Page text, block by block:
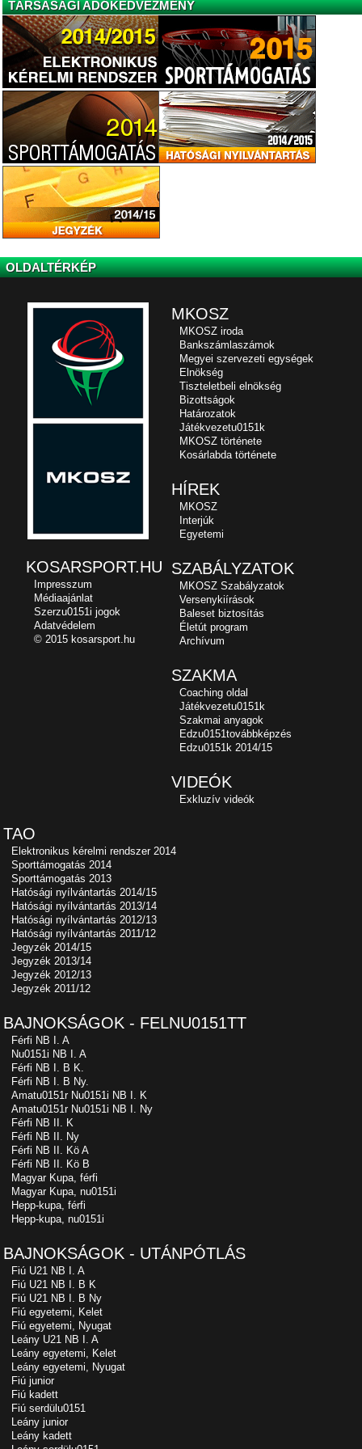
TÁRSASÁGI ADÓKEDVEZMÉNY
OLDALTÉRKÉP
MKOSZ
MKOSZ iroda
Bankszámlaszámok
Megyei szervezeti egységek
Elnökség
Tiszteletbeli elnökség
Bizottságok
Határozatok
Játékvezetu0151k
MKOSZ története
Kosárlabda története
HÍREK
MKOSZ
Interjúk
Egyetemi
SZABÁLYZATOK
MKOSZ Szabályzatok
Versenykiírások
Baleset biztosítás
Életút program
Archívum
SZAKMA
Coaching oldal
Játékvezetu0151k
Szakmai anyagok
Edzu0151továbbképzés
Edzu0151k 2014/15
VIDEÓK
Exkluzív videók
TAO
Elektronikus kérelmi rendszer 2014
Sporttámogatás 2014
Sporttámogatás 2013
Hatósági nyílvántartás 2014/15
Hatósági nyílvántartás 2013/14
Hatósági nyílvántartás 2012/13
Hatósági nyílvántartás 2011/12
Jegyzék 2014/15
Jegyzék 2013/14
Jegyzék 2012/13
Jegyzék 2011/12
BAJNOKSÁGOK - FELNU0151TT
Férfi NB I. A
Nu0151i NB I. A
Férfi NB I. B K.
Férfi NB I. B Ny.
Amatu0151r Nu0151i NB I. K
Amatu0151r Nu0151i NB I. Ny
Férfi NB II. K
Férfi NB II. Ny
Férfi NB II. Kö A
Férfi NB II. Kö B
Magyar Kupa, férfi
Magyar Kupa, nu0151i
Hepp-kupa, férfi
Hepp-kupa, nu0151i
BAJNOKSÁGOK - UTÁNPÓTLÁS
Fiú U21 NB I. A
Fiú U21 NB I. B K
Fiú U21 NB I. B Ny
Fiú egyetemi, Kelet
Fiú egyetemi, Nyugat
Leány U21 NB I. A
Leány egyetemi, Kelet
Leány egyetemi, Nyugat
Fiú junior
Fiú kadett
Fiú serdülu0151
Leány junior
Leány kadett
KOSARSPORT.HU
Impresszum
Médiaajánlat
Szerzu0151i jogok
Adatvédelem
© 2015 kosarsport.hu